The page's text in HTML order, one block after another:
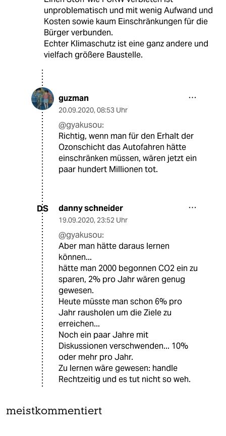
unproblematisch und mit wenig Aufwand und
Kosten sowie kaum Einschränkungen für die
Bürger verbunden.
Echter Klimaschutz ist eine ganz andere und
vielfach größere Baustelle.
guzman
20.09.2020, 08:53 Uhr
@gyakusou:
Richtig, wenn man für den Erhalt der
Ozonschicht das Autofahren hätte
einschränken müssen, wären jetzt ein
paar hundert Millionen tot.
DS danny schneider
19.09.2020, 23:52 Uhr
@gyakusou:
Aber man hätte daraus lernen
können...
hätte man 2000 begonnen CO2 ein zu
sparen, 2% pro Jahr wären genug
gewesen.
Heute müsste man schon 6% pro
Jahr rausholen um die Ziele zu
erreichen...
Noch ein paar Jahre mit
Diskussionen verschwenden... 10%
oder mehr pro Jahr.
Zu lernen wäre gewesen: handle
Rechtzeitig und es tut nicht so weh.
meistkommentiert